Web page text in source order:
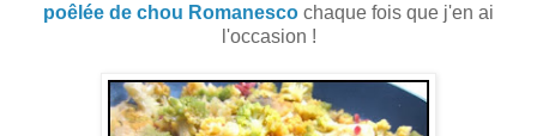
poêlée de chou Romanesco chaque fois que j'en ai
l'occasion !